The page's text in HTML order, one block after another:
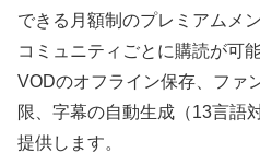
できる月額制のプレミアムメ
コミュニティごとに購読が可
VODのオフライン保存、ファ
限、字幕の自動生成（13言語
提供します。